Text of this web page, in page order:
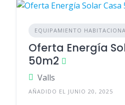
EQUIPAMIENTO
Oferta Energía
50m2
Valls
AÑADIDO EL JUNIO 20, 2025